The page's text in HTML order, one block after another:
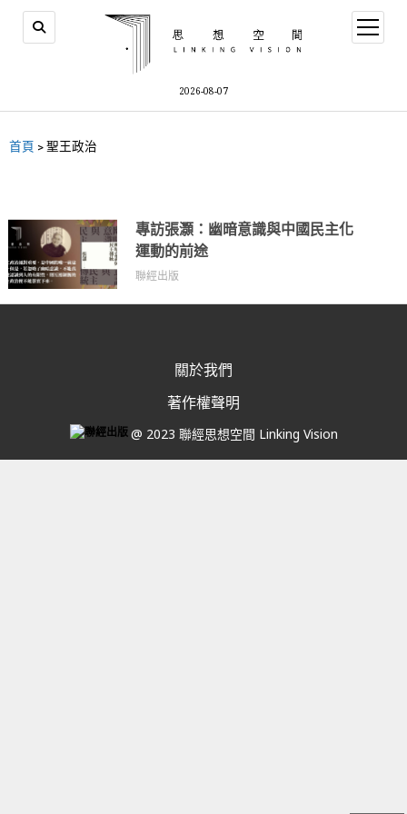
2026-08-07
首頁 >聖王政治
專訪張灝：幽暗意識與中國民主化
運動的前途
聯經出版
關於我們
著作權聲明
@ 2023 聯經思想空間 Linking Vision